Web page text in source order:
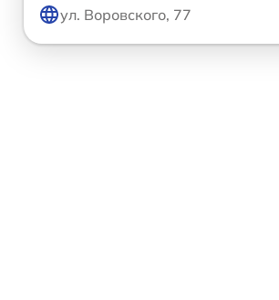
ул. Воровского, 77